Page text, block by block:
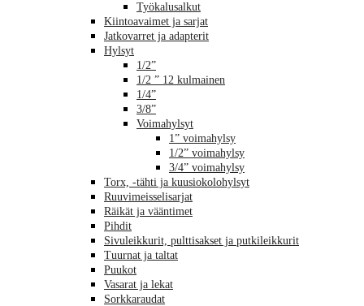
Työkalusalkut
Kiintoavaimet ja sarjat
Jatkovarret ja adapterit
Hylsyt
1/2”
1/2 ” 12 kulmainen
1/4”
3/8”
Voimahylsyt
1” voimahylsy
1/2” voimahylsy
3/4” voimahylsy
Torx, -tähti ja kuusiokolohylsyt
Ruuvimeisselisarjat
Räikät ja vääntimet
Pihdit
Sivuleikkurit, pulttisakset ja putkileikkurit
Tuurnat ja taltat
Puukot
Vasarat ja lekat
Sorkkaraudat